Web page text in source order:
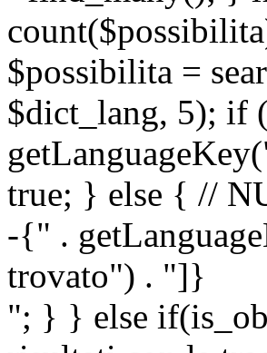
$possibilita =
$dict_lang, 5); if
true; } else { //
-{" .
trovato") . "]}
"; } } else